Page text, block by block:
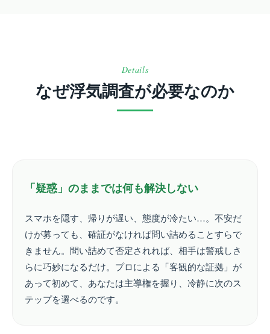
Details
なぜ浮気調査が必要なのか
「疑惑」のままでは何も解決しない
スマホを隠す、帰りが遅い、態度が冷たい…。不安だ
けが募っても、確証がなければ問い詰めることすらで
きません。問い詰めて否定されれば、相手は警戒しさ
らに巧妙になるだけ。プロによる「客観的な証拠」が
あって初めて、あなたは主導権を握り、冷静に次のス
テップを選べるのです。